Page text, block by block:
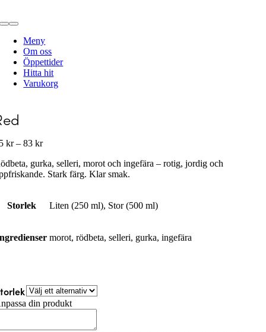
till
Toggle
Navigation
Meny
Om oss
Öppettider
Hitta hit
Varukorg
kr – 83krPrisintervall:
till
83 kr
gurka, selleri, morot och ingefära – rotig, jordig och
Stark färg. Klar smak.
Storlek Liten (250 ml), Stor (500 ml)
morot, rödbeta, selleri, gurka, ingefära
din produkt